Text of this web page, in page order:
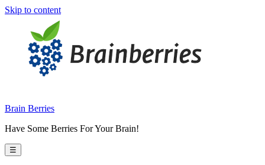
Skip to content
Brain Berries
Have Some Berries For Your Brain!
☰